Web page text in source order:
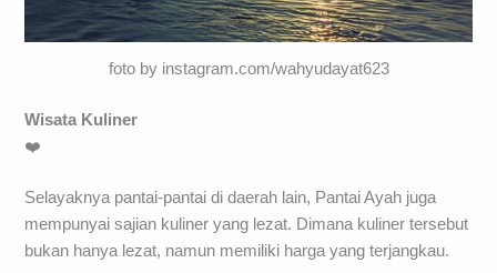
foto by instagram.com/wahyudayat623
Wisata Kuliner
❤️
Selayaknya pantai-pantai di daerah lain, Pantai Ayah juga
mempunyai sajian kuliner yang lezat. Dimana kuliner tersebut
bukan hanya lezat, namun memiliki harga yang terjangkau.